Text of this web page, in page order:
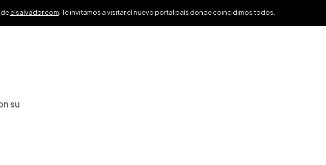
deelsalvador.com . Te invitamos a visitar el nuevo portal país donde coincidimos todos.
su